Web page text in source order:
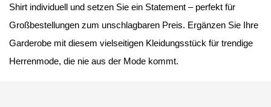
Shirt individuell und setzen Sie ein Statement – ​​perfekt für
Großbestellungen zum unschlagbaren Preis. Ergänzen Sie Ihre
Garderobe mit diesem vielseitigen Kleidungsstück für trendige
Herrenmode, die nie aus der Mode kommt.